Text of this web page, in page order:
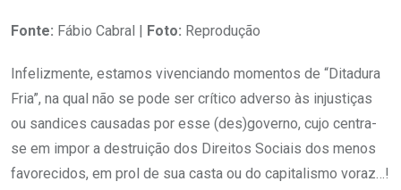
Fonte: Fábio Cabral | Foto: Reprodução
Infelizmente, estamos vivenciando momentos de “Ditadura
Fria”, na qual não se pode ser crítico adverso às injustiças
ou sandices causadas por esse (des)governo, cujo centra-
se em impor a destruição dos Direitos Sociais dos menos
favorecidos, em prol de sua casta ou do capitalismo voraz…!